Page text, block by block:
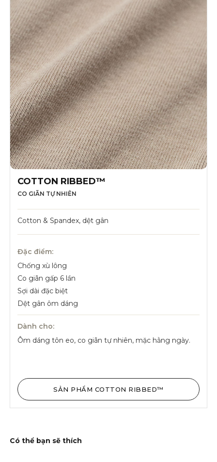
COTTON RIBBED™
CO GIÃN TỰ NHIÊN
Cotton & Spandex, dệt gân
Đặc điểm:
Chống xù lông
Co giãn gấp 6 lần
Sợi dài đặc biệt
Dệt gân ôm dáng
Dành cho:
Ôm dáng tôn eo, co giãn tự nhiên, mặc hằng ngày.
SẢN PHẨM COTTON RIBBED™